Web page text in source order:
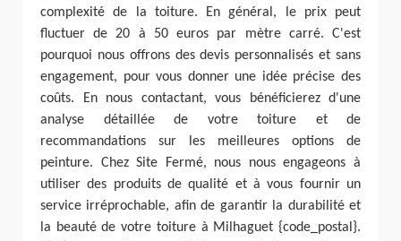
complexité de la toiture. En général, le prix peut
fluctuer de 20 à 50 euros par mètre carré. C'est
pourquoi nous offrons des devis personnalisés et sans
engagement, pour vous donner une idée précise des
coûts. En nous contactant, vous bénéficierez d'une
analyse détaillée de votre toiture et de
recommandations sur les meilleures options de
peinture. Chez Site Fermé, nous nous engageons à
utiliser des produits de qualité et à vous fournir un
service irréprochable, afin de garantir la durabilité et
la beauté de votre toiture à Milhaguet {code_postal}.